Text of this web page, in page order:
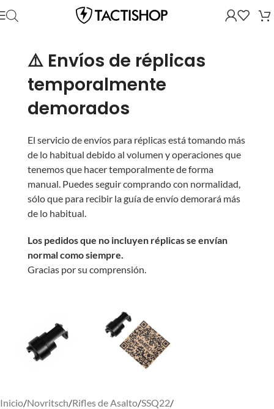
⚠️ Envíos de réplicas
temporalmente
demorados
El servicio de envíos para réplicas está tomando más
de lo habitual debido al volumen y operaciones que
tenemos que hacer temporalmente de forma
manual. Puedes seguir comprando con normalidad,
sólo que para recibir la guía de envío demorará más
de lo habitual.
Los pedidos que no incluyen réplicas se envían
normal como siempre.
Gracias por su comprensión.
Inicio/Novritsch/Rifles de Asalto/SSQ22/